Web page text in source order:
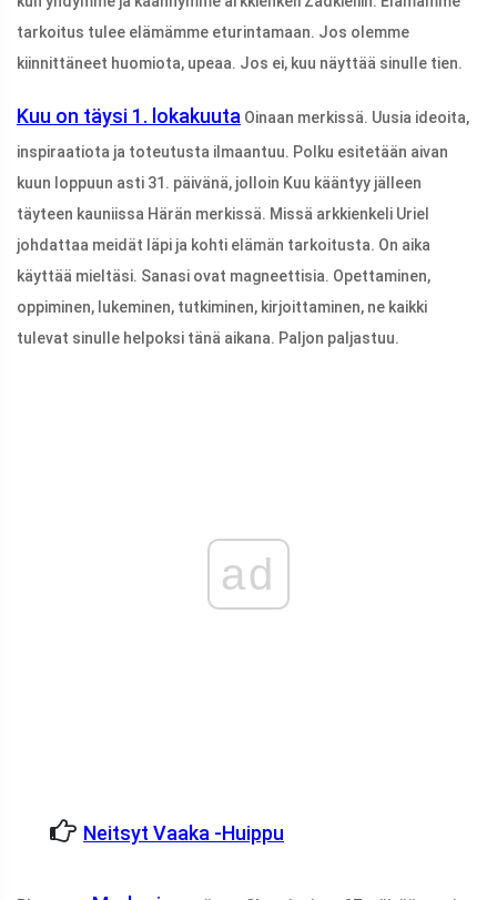
tarkoitus tulee elämämme eturintamaan. Jos olemme
kiinnittäneet huomiota, upeaa. Jos ei, kuu näyttää sinulle tien.
Kuu on täysi 1. lokakuuta Oinaan merkissä. Uusia ideoita,
inspiraatiota ja toteutusta ilmaantuu. Polku esitetään aivan
kuun loppuun asti 31. päivänä, jolloin Kuu kääntyy jälleen
täyteen kauniissa Härän merkissä. Missä arkkienkeli Uriel
johdattaa meidät läpi ja kohti elämän tarkoitusta. On aika
käyttää mieltäsi. Sanasi ovat magneettisia. Opettaminen,
oppiminen, lukeminen, tutkiminen, kirjoittaminen, ne kaikki
tulevat sinulle helpoksi tänä aikana. Paljon paljastuu.
ad
Neitsyt Vaaka -huippu